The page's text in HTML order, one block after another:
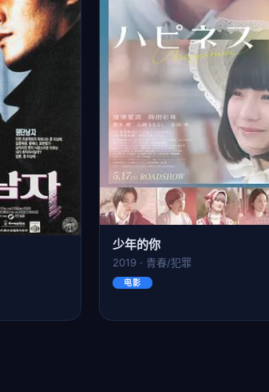
少年的你
2019 · 青春/犯罪
电影